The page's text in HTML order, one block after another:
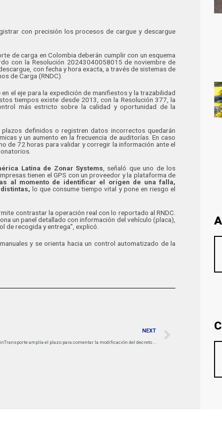
con precisión los procesos de cargue y descargue
de carga en Colombia deberán cumplir con un esquema
con la Resolución 20243040058015 de noviembre de
con fecha y hora exacta, a través de sistemas de
de Carga (RNDC).
el eje para la expedición de manifiestos y la trazabilidad
tiempos existe desde 2013, con la Resolución 377, la
más estricto sobre la calidad y oportunidad de la
definidos o registren datos incorrectos quedarán
y un aumento en la frecuencia de auditorías. En caso
de 72 horas para validar y corregir la información ante el
Latina de Zonar Systems , señaló que uno de los
tienen el GPS con un proveedor y la plataforma de
al momento de identificar el origen de una falla,
lo que consume tiempo vital y pone en riesgo el
contrastar la operación real con lo reportado al RNDC.
un panel detallado con información del vehículo (placa),
de recogida y entrega”, explicó.
y se orienta hacia un control automatizado de la
NEXT